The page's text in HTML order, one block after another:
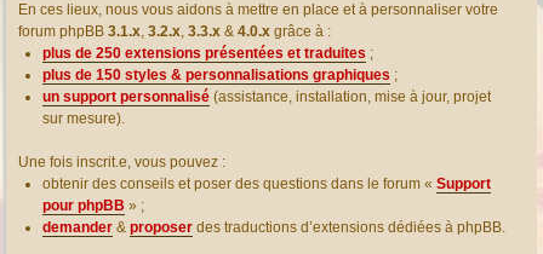
En ces lieux, nous vous aidons à mettre en place et à personnaliser votre
forum phpBB 3.1.x, 3.2.x, 3.3.x & 4.0.x grâce à :
plus de 250 extensions présentées et traduites ;
plus de 150 styles & personnalisations graphiques ;
un support personnalisé (assistance, installation, mise à jour, projet
sur mesure).
Une fois inscrit.e, vous pouvez :
obtenir des conseils et poser des questions dans le forum « Support
pour phpBB » ;
demander & proposer des traductions d’extensions dédiées à phpBB.